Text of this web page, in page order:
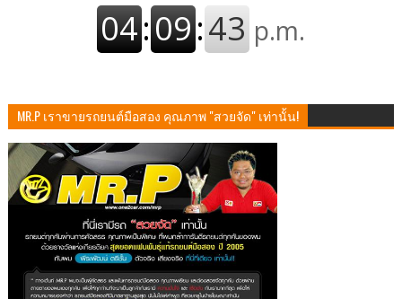
MR.P เราขายรถยนต์มือสอง คุณภาพ "สวยจัด" เท่านั้น!